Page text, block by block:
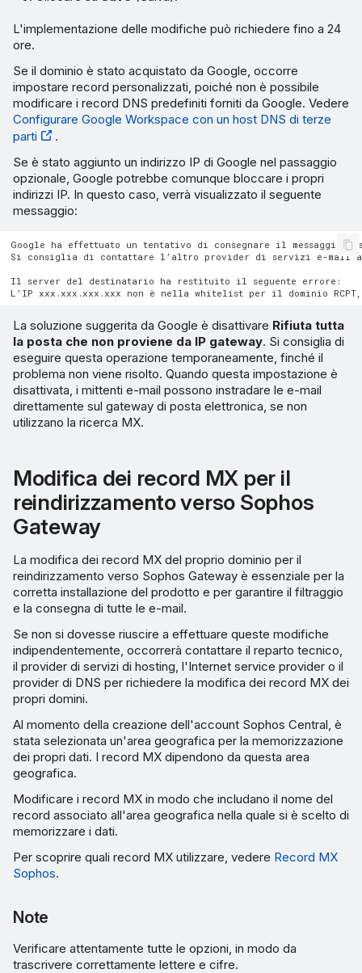
L'implementazione delle modifiche può richiedere fino a 24
ore.
Se il dominio è stato acquistato da Google, occorre
impostare record personalizzati, poiché non è possibile
modificare i record DNS predefiniti forniti da Google. Vedere
Configurare Google Workspace con un host DNS di terze
parti
.
Se è stato aggiunto un indirizzo IP di Google nel passaggio
opzionale, Google potrebbe comunque bloccare i propri
indirizzi IP. In questo caso, verrà visualizzato il seguente
messaggio:
Google ha effettuato un tentativo di consegnare il messaggio,
Si consiglia di contattare l’altro provider di servizi e-mail
Il server del destinatario ha restituito il seguente errore:
La soluzione suggerita da Google è disattivare Rifiuta tutta
la posta che non proviene da IP gateway. Si consiglia di
eseguire questa operazione temporaneamente, finché il
problema non viene risolto. Quando questa impostazione è
disattivata, i mittenti e-mail possono instradare le e-mail
direttamente sul gateway di posta elettronica, se non
utilizzano la ricerca MX.
Modifica dei record MX per il
reindirizzamento verso Sophos
Gateway
La modifica dei record MX del proprio dominio per il
reindirizzamento verso Sophos Gateway è essenziale per la
corretta installazione del prodotto e per garantire il filtraggio
e la consegna di tutte le e-mail.
Se non si dovesse riuscire a effettuare queste modifiche
indipendentemente, occorrerà contattare il reparto tecnico,
il provider di servizi di hosting, l'Internet service provider o il
provider di DNS per richiedere la modifica dei record MX dei
propri domini.
Al momento della creazione dell'account Sophos Central, è
stata selezionata un'area geografica per la memorizzazione
dei propri dati. I record MX dipendono da questa area
geografica.
Modificare i record MX in modo che includano il nome del
record associato all'area geografica nella quale si è scelto di
memorizzare i dati.
Per scoprire quali record MX utilizzare, vedere Record MX
Sophos.
Note
Verificare attentamente tutte le opzioni, in modo da
trascrivere correttamente lettere e cifre.